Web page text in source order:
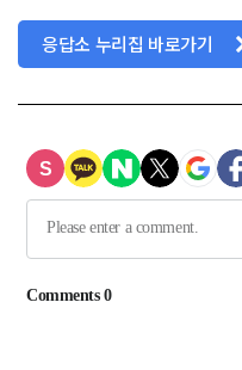
응답소 누리집 바로가기